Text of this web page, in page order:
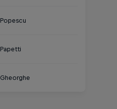
Popescu
Papetti
Gheorghe